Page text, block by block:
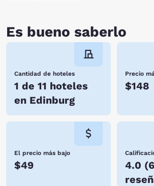
Es bueno saberlo
Cantidad de hoteles
1 de 11 hoteles
en Edinburg
Precio
$148
El precio más bajo
$49 4.0 (